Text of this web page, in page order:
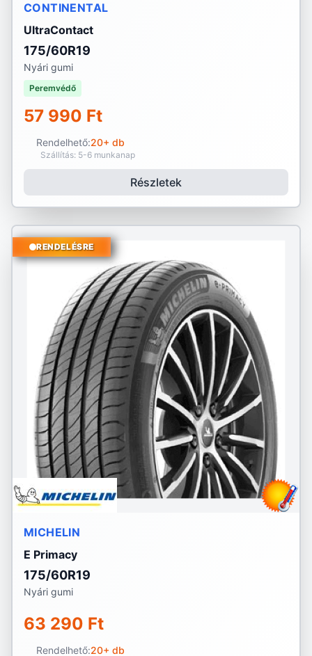
CONTINENTAL
UltraContact
175/60R19
Nyári gumi
Peremvédő
57 990 Ft
Rendelhető:20+ db
Szállítás: 5-6 munkanap
Részletek
RENDELÉSRE
MICHELIN
E Primacy
175/60R19
Nyári gumi
63 290 Ft
Rendelhető:20+ db